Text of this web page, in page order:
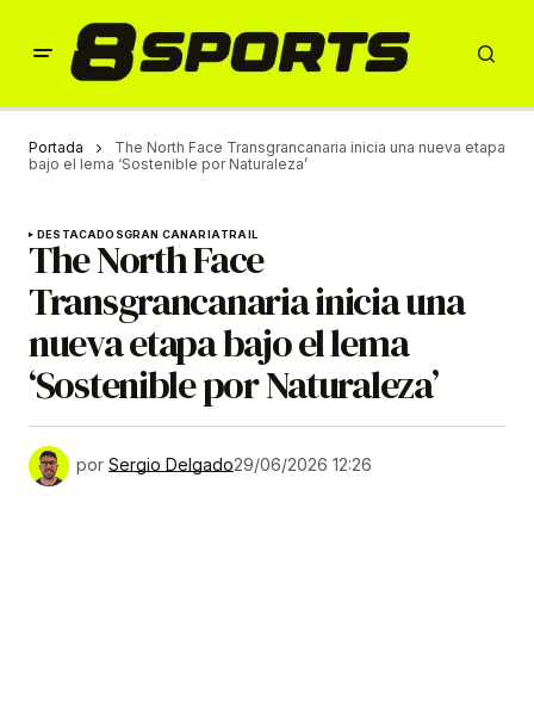
Portada
The North Face Transgrancanaria inicia una nueva etapa
bajo el lema ‘Sostenible por Naturaleza’
DESTACADOSGRAN CANARIATRAIL
The North Face
Transgrancanaria inicia una
nueva etapa bajo el lema
‘Sostenible por Naturaleza’
por Sergio Delgado29/06/2026 12:26